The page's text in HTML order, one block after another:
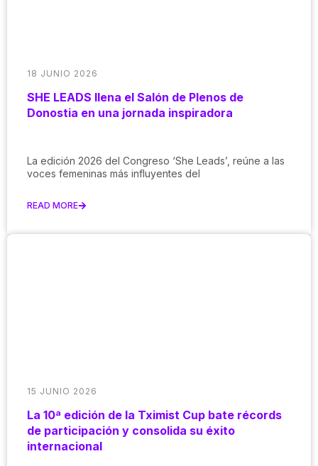
18 JUNIO 2026
SHE LEADS llena el Salón de Plenos de
Donostia en una jornada inspiradora
La edición 2026 del Congreso ‘She Leads’, reúne a las
voces femeninas más influyentes del
READ MORE
15 JUNIO 2026
La 10ª edición de la Tximist Cup bate récords
de participación y consolida su éxito
internacional